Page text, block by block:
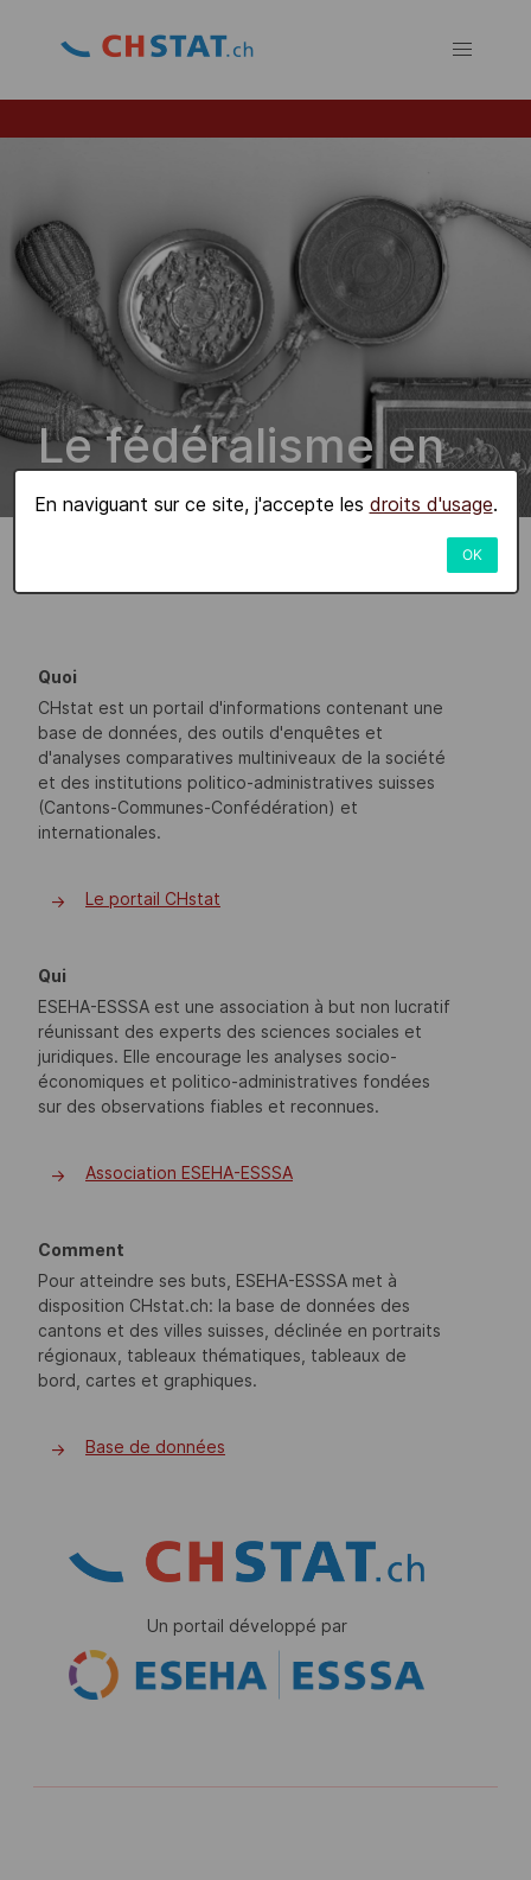
Le fédéralisme en
chiffres
Quoi
CHstat est un portail d'informations contenant une
base de données, des outils d'enquêtes et
d'analyses comparatives multiniveaux de la société
et des institutions politico-administratives suisses
(Cantons-Communes-Confédération) et
internationales.
Le portail CHstat
->
Qui
ESEHA-ESSSA est une association à but non lucratif
réunissant des experts des sciences sociales et
juridiques. Elle encourage les analyses socio-
économiques et politico-administratives fondées
sur des observations fiables et reconnues.
Association ESEHA-ESSSA
->
Comment
Pour atteindre ses buts, ESEHA-ESSSA met à
disposition CHstat.ch: la base de données des
cantons et des villes suisses, déclinée en portraits
régionaux, tableaux thématiques, tableaux de
bord, cartes et graphiques.
Base de données
->
Un portail développé par
En naviguant sur ce site, j'accepte les droits d'usage.
OK